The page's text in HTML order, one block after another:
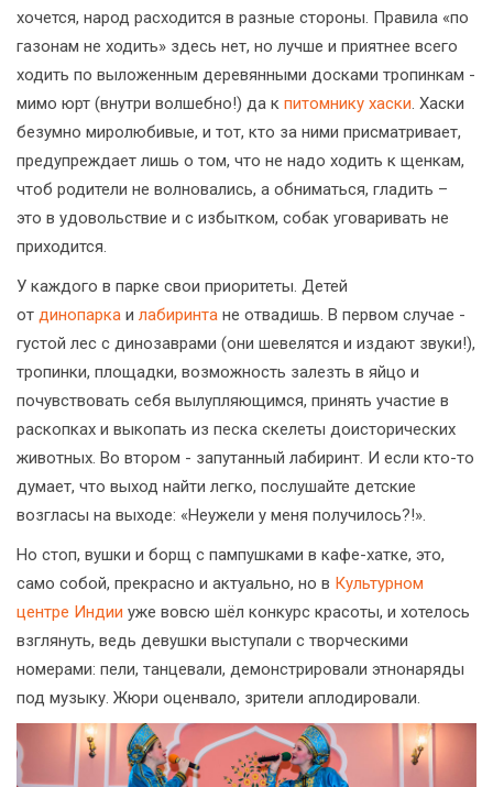
хочется, народ расходится в разные стороны. Правила «по
газонам не ходить» здесь нет, но лучше и приятнее всего
ходить по выложенным деревянными досками тропинкам -
мимо юрт (внутри волшебно!) да к питомнику хаски. Хаски
безумно миролюбивые, и тот, кто за ними присматривает,
предупреждает лишь о том, что не надо ходить к щенкам,
чтоб родители не волновались, а обниматься, гладить –
это в удовольствие и с избытком, собак уговаривать не
приходится.
У каждого в парке свои приоритеты. Детей
от динопарка и лабиринта не отвадишь. В первом случае -
густой лес с динозаврами (они шевелятся и издают звуки!),
тропинки, площадки, возможность залезть в яйцо и
почувствовать себя вылупляющимся, принять участие в
раскопках и выкопать из песка скелеты доисторических
животных. Во втором - запутанный лабиринт. И если кто-то
думает, что выход найти легко, послушайте детские
возгласы на выходе: «Неужели у меня получилось?!».
Но стоп, вушки и борщ с пампушками в кафе-хатке, это,
само собой, прекрасно и актуально, но в Культурном
центре Индии уже вовсю шёл конкурс красоты, и хотелось
взглянуть, ведь девушки выступали с творческими
номерами: пели, танцевали, демонстрировали этнонаряды
под музыку. Жюри оценвало, зрители аплодировали.